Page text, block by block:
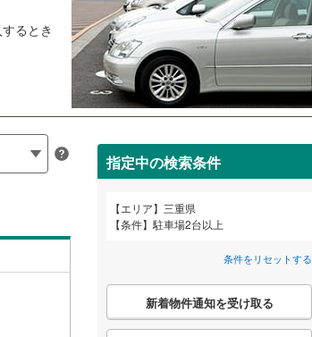
るとき
指定中の検索条件
エリア
三重県
条件
駐車場2台以上
条件をリセットする
こ
検
新着物件通知を受け取る
和歌山
鹿児島
条件をリセットする
桑名郡木曽岬町(0)
三重郡朝日町(2)
多気郡明和町 0
度会郡度会町(0)
北牟婁郡紀北町(0)
条件をリセットする
条件をリセットする
条件をリセットする
条件をリセットする
太陽光発電システム（11）
間取り変更可能（1）
3階建て以上（0）
小学校まで1km以内（31）
条件をリセットする
る
る